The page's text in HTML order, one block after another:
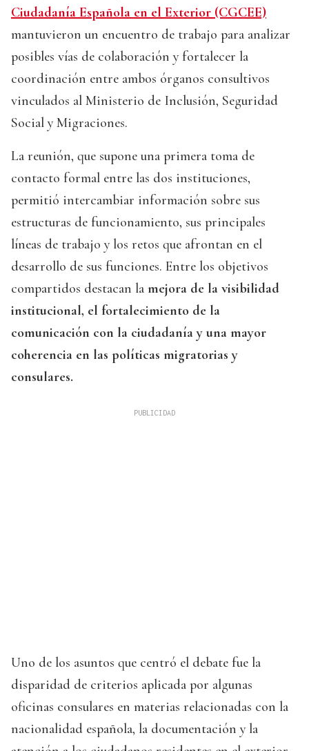
Ciudadanía Española en el Exterior (CGCEE)
mantuvieron un encuentro de trabajo para analizar
posibles vías de colaboración y fortalecer la
coordinación entre ambos órganos consultivos
vinculados al Ministerio de Inclusión, Seguridad
Social y Migraciones.
La reunión, que supone una primera toma de
contacto formal entre las dos instituciones,
permitió intercambiar información sobre sus
estructuras de funcionamiento, sus principales
líneas de trabajo y los retos que afrontan en el
desarrollo de sus funciones. Entre los objetivos
compartidos destacan la mejora de la visibilidad
institucional, el fortalecimiento de la
comunicación con la ciudadanía y una mayor
coherencia en las políticas migratorias y
consulares.
Uno de los asuntos que centró el debate fue la
disparidad de criterios aplicada por algunas
oficinas consulares en materias relacionadas con la
nacionalidad española, la documentación y la